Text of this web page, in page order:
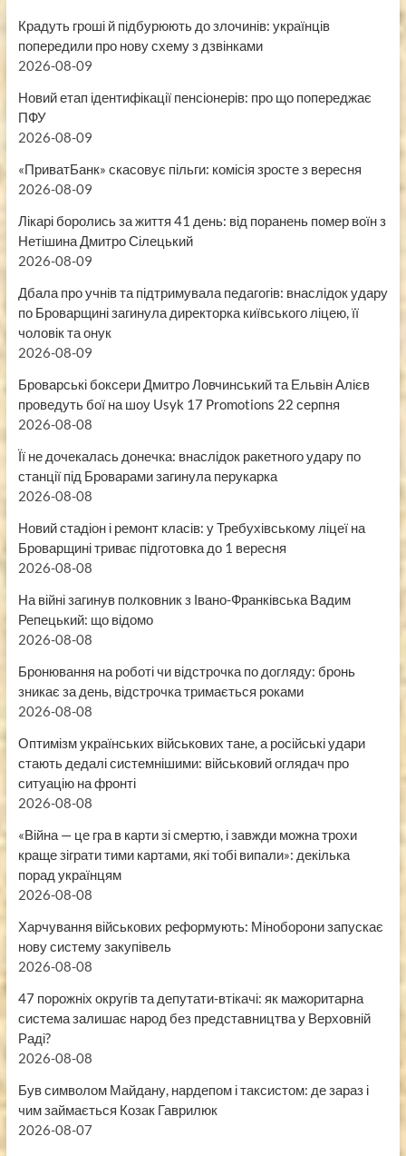
Крадуть гроші й підбурюють до злочинів: українців
попередили про нову схему з дзвінками
2026-08-09
Новий етап ідентифікації пенсіонерів: про що попереджає
ПФУ
2026-08-09
«ПриватБанк» скасовує пільги: комісія зросте з вересня
2026-08-09
Лікарі боролись за життя 41 день: від поранень помер воїн з
Нетішина Дмитро Сілецький
2026-08-09
Дбала про учнів та підтримувала педагогів: внаслідок удару
по Броварщині загинула директорка київського ліцею, її
чоловік та онук
2026-08-09
Броварські боксери Дмитро Ловчинський та Ельвін Алієв
проведуть бої на шоу Usyk 17 Promotions 22 серпня
2026-08-08
Її не дочекалась донечка: внаслідок ракетного удару по
станції під Броварами загинула перукарка
2026-08-08
Новий стадіон і ремонт класів: у Требухівському ліцеї на
Броварщині триває підготовка до 1 вересня
2026-08-08
На війні загинув полковник з Івано-Франківська Вадим
Репецький: що відомо
2026-08-08
Бронювання на роботі чи відстрочка по догляду: бронь
зникає за день, відстрочка тримається роками
2026-08-08
Оптимізм українських військових тане, а російські удари
стають дедалі системнішими: військовий оглядач про
ситуацію на фронті
2026-08-08
«Війна — це гра в карти зі смертю, і завжди можна трохи
краще зіграти тими картами, які тобі випали»: декілька
порад українцям
2026-08-08
Харчування військових реформують: Міноборони запускає
нову систему закупівель
2026-08-08
47 порожніх округів та депутати-втікачі: як мажоритарна
система залишає народ без представництва у Верховній
Раді?
2026-08-08
Був символом Майдану, нардепом і таксистом: де зараз і
чим займається Козак Гаврилюк
2026-08-07